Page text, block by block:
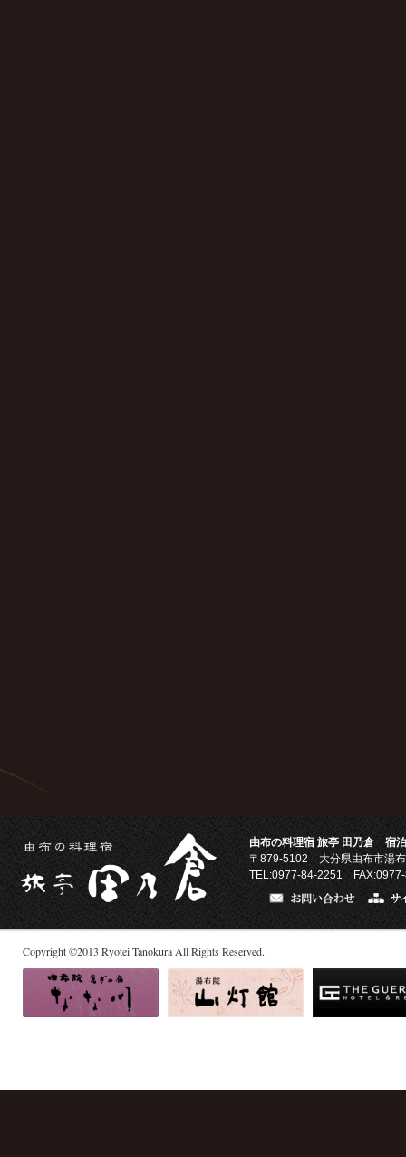
由布の料理宿 旅亭 田乃倉 宿
〒879-5102 大分県由布市湯
TEL:0977-84-2251
Copyright©2013 Ryotei Tanokura All Rights Reserved.